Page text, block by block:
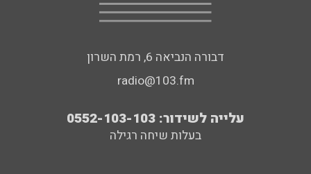
דבורה הנביאה 6, רמת השרון
radio@103.fm
עלייה לשידור: 0552-103-103
בעלות שיחה רגילה